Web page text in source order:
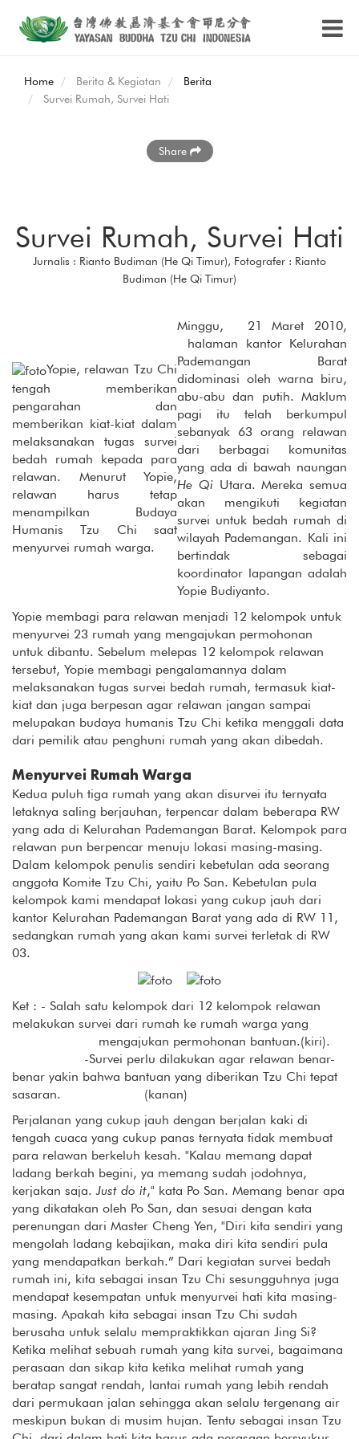
Home Berita & Kegiatan
Berita
Survei Rumah, Survei Hati
Share
Survei Rumah, Survei Hati
Jurnalis : Rianto Budiman (He Qi Timur), Fotografer : Rianto
Budiman (He Qi Timur)
Yopie, relawan Tzu Chi
tengah memberikan
pengarahan dan
memberikan kiat-kiat dalam
melaksanakan tugas survei
bedah rumah kepada para
relawan. Menurut Yopie,
relawan harus tetap
menampilkan Budaya
Humanis Tzu Chi saat
menyurvei rumah warga.
Minggu, 21 Maret 2010,
halaman kantor Kelurahan
Pademangan Barat
didominasi oleh warna biru,
abu-abu dan putih. Maklum
pagi itu telah berkumpul
sebanyak 63 orang relawan
dari berbagai komunitas
yang ada di bawah naungan
He QiUtara. Mereka semua
akan mengikuti kegiatan
survei untuk bedah rumah di
wilayah Pademangan. Kali ini
bertindak sebagai
koordinator lapangan adalah
Yopie Budiyanto.
Yopie membagi para relawan menjadi 12 kelompok untuk
menyurvei 23 rumah yang mengajukan permohonan
untuk dibantu. Sebelum melepas 12 kelompok relawan
tersebut, Yopie membagi pengalamannya dalam
melaksanakan tugas survei bedah rumah, termasuk kiat-
kiat dan juga berpesan agar relawan jangan sampai
melupakan budaya humanis Tzu Chi ketika menggali data
dari pemilik atau penghuni rumah yang akan dibedah.
Menyurvei Rumah Warga
Kedua puluh tiga rumah yang akan disurvei itu ternyata
letaknya saling berjauhan, terpencar dalam beberapa RW
yang ada di Kelurahan Pademangan Barat. Kelompok para
relawan pun berpencar menuju lokasi masing-masing.
Dalam kelompok penulis sendiri kebetulan ada seorang
anggota Komite Tzu Chi, yaitu Po San. Kebetulan pula
kelompok kami mendapat lokasi yang cukup jauh dari
kantor Kelurahan Pademangan Barat yang ada di RW 11,
sedangkan rumah yang akan kami survei terletak di RW
03.
Ket : - Salah satu kelompok dari 12 kelompok relawan
melakukan survei dari rumah ke rumah warga yang
mengajukan permohonan bantuan.(kiri).
-Survei perlu dilakukan agar relawan benar-
benar yakin bahwa bantuan yang diberikan Tzu Chi tepat
sasaran. (kanan)
Perjalanan yang cukup jauh dengan berjalan kaki di
tengah cuaca yang cukup panas ternyata tidak membuat
para relawan berkeluh kesah. "Kalau memang dapat
ladang berkah begini, ya memang sudah jodohnya,
kerjakan saja.Just do it," kata Po San. Memang benar apa
yang dikatakan oleh Po San, dan sesuai dengan kata
perenungan dari Master Cheng Yen, "Diri kita sendiri yang
mengolah ladang kebajikan, maka diri kita sendiri pula
yang mendapatkan berkah.” Dari kegiatan survei bedah
rumah ini, kita sebagai insan Tzu Chi sesungguhnya juga
mendapat kesempatan untuk menyurvei hati kita masing-
masing. Apakah kita sebagai insan Tzu Chi sudah
berusaha untuk selalu mempraktikkan ajaran Jing Si?
Ketika melihat sebuah rumah yang kita survei, bagaimana
perasaan dan sikap kita ketika melihat rumah yang
beratap sangat rendah, lantai rumah yang lebih rendah
dari permukaan jalan sehingga akan selalu tergenang air
meskipun bukan di musim hujan. Tentu sebagai insan Tzu